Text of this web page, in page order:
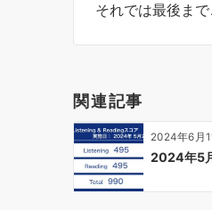
それでは最後ま
関連記事
2024年6月
2024年5